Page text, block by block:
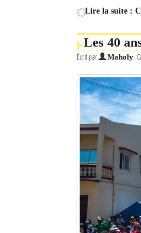
Lire la suite :
Les 40
Écrit par Maholy